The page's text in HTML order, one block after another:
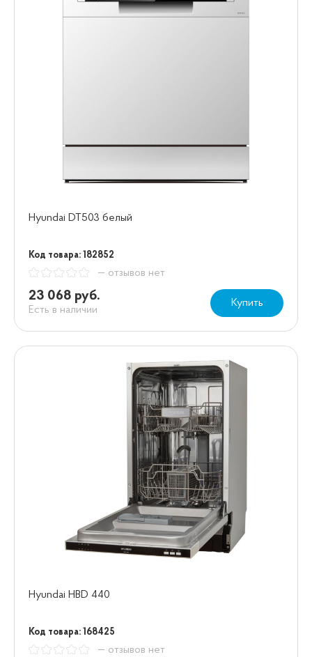
Hyundai DT503 белый
Код товара: 182852
— отзывов нет
23 068 руб.
Есть в наличии
Купить
Hyundai HBD 440
Код товара: 168425
— отзывов нет